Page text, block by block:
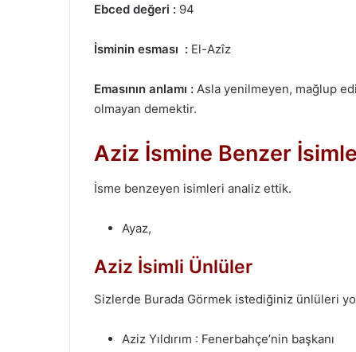
Ebced değeri : 94
İsminin esması : El-Azîz
Emasının anlamı : Asla yenilmeyen, mağlup
olmayan demektir.
Aziz İsmine Benzer
İsme benzeyen isimleri analiz ettik.
Ayaz,
Aziz İsimli Ünlüler
Sizlerde Burada Görmek istediğiniz ünlüleri
Aziz Yıldırım : Fenerbahçe’nin başkanı